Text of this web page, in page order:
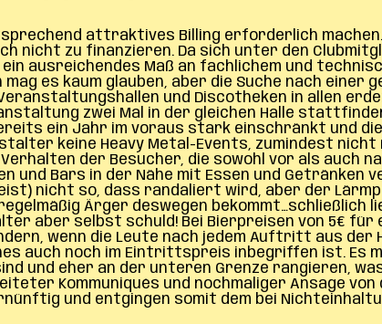
attraktives Billing erforderlich
nicht zu finanzieren. Da sich unter den
ausreichendes Maß an fachlichem und
es kaum glauben, aber die Suche nach einer
und Discotheken in allen
zwei Mal in der gleichen Halle
ein Jahr im voraus stark einschränkt und die
keine Heavy Metal-Events, zumindest nicht
der Besucher, die sowohl vor als auch
Bars in der Nähe mit Essen und Getränken
nicht so, dass randaliert wird, aber der
Ärger deswegen bekommt…schließlich
aber selbst schuld! Bei Bierpreisen von 5€ für
wenn die Leute nach jedem Auftritt aus der
auch noch im Eintrittspreis inbegriffen ist. Es
und eher an der unteren Grenze rangieren,
Kommuniqués und nochmaliger Ansage von
und entgingen somit dem bei